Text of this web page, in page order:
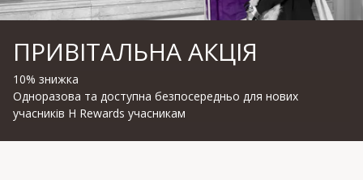
ПРИВІТАЛЬНА АКЦІЯ
10% знижка
Одноразова та доступна безпосередньо для нових
учасників H Rewards учасникам